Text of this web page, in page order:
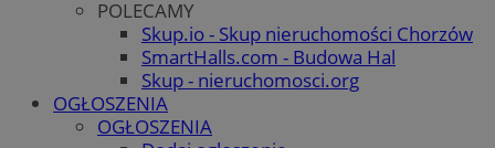
POLECAMY
Skup.io - Skup nieruchomości Chorzów
SmartHalls.com - Budowa Hal
Skup - nieruchomosci.org
OGŁOSZENIA
OGŁOSZENIA